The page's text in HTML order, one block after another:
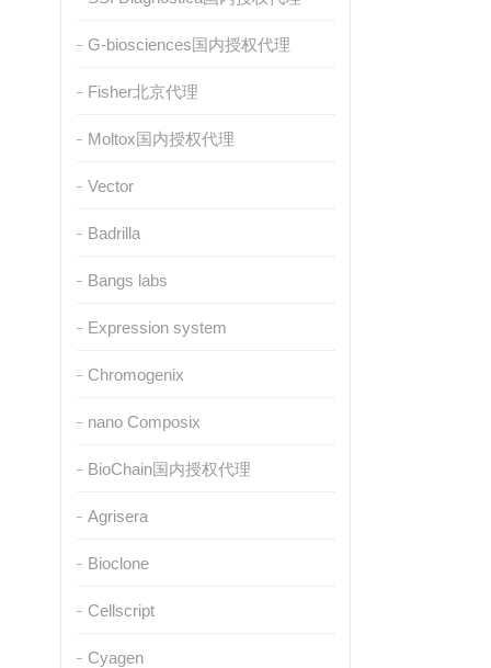
G-biosciences国内授权代理
Fisher北京代理
Moltox国内授权代理
Vector
Badrilla
Bangs labs
Expression system
Chromogenix
nano Composix
BioChain国内授权代理
Agrisera
Bioclone
Cellscript
Cyagen